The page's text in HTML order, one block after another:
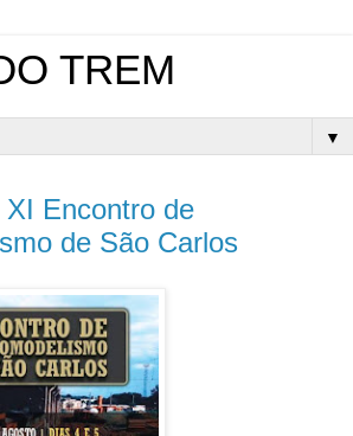
TREM
▼
Encontro de
de São Carlos